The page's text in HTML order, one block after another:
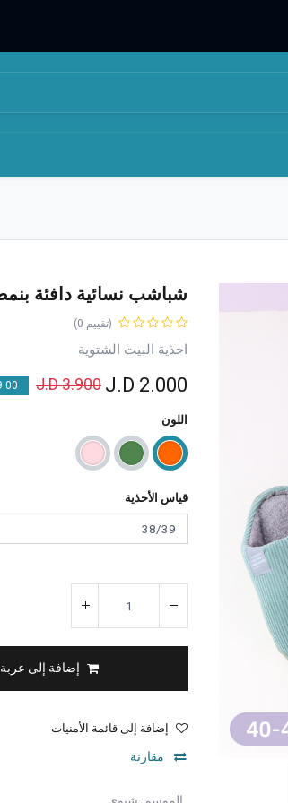
شباشب نسائية دافئة
(تقييم 0)
احذية البيت الشتوية
2.000
3.900
J.D
% OFF
اللون
قياس الأحذية
إضافة إلى
إضافة إلى قائمة الأمنيات
مقارنة
الموسم : شتوي